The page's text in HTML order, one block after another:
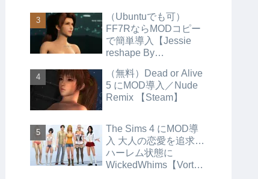
（Ubuntuでも可）
FF7RならMODコピー
で簡単導入【Jessie
reshape By
（無料）Dead or Alive
5 にMOD導入／Nude
Remix 【Steam】
The Sims 4 にMOD導
入 大人の恋愛を追求…
ハーレム状態に
WickedWhims【Vortex